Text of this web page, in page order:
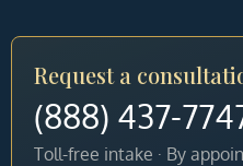
Request a
(888) 437-
Toll-free intake · By